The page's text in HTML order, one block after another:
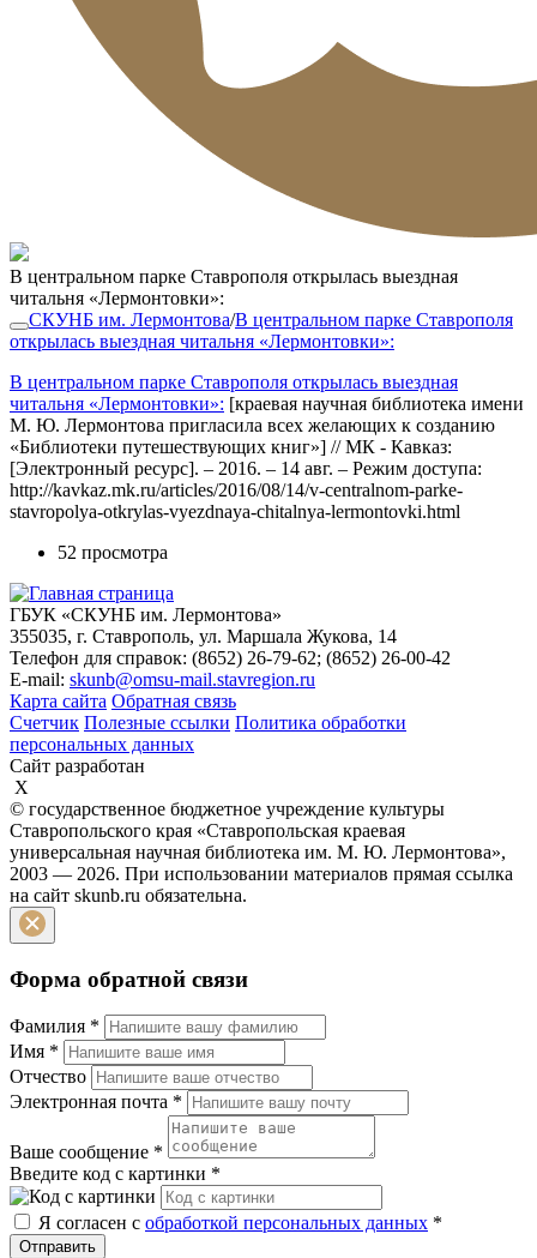
В центральном парке Ставрополя открылась выездная
читальня «Лермонтовки»:
СКУНБ им. Лермонтова/В центральном парке Ставрополя
открылась выездная читальня «Лермонтовки»:
В центральном парке Ставрополя открылась выездная
читальня «Лермонтовки»: [краевая научная библиотека имени
М. Ю. Лермонтова пригласила всех желающих к созданию
«Библиотеки путешествующих книг»] // МК - Кавказ:
[Электронный ресурс]. – 2016. – 14 авг. – Режим доступа:
http://kavkaz.mk.ru/articles/2016/08/14/v-centralnom-parke-
stavropolya-otkrylas-vyezdnaya-chitalnya-lermontovki.html
52 просмотра
ГБУК «СКУНБ им. Лермонтова»
355035, г. Ставрополь, ул. Маршала Жукова, 14
Телефон для справок: (8652) 26-79-62; (8652) 26-00-42
E-mail: skunb@omsu-mail.stavregion.ru
Карта сайта Обратная связь
Счетчик Полезные ссылки Политика обработки
персональных данных
Сайт разработан
X
© государственное бюджетное учреждение культуры
Ставропольского края «Ставропольская краевая
универсальная научная библиотека им. М. Ю. Лермонтова»,
2003 — 2026. При использовании материалов прямая ссылка
на сайт skunb.ru обязательна.
Форма обратной связи
Фамилия *
Имя *
Отчество
Электронная почта *
Ваше сообщение *
Введите код с картинки *
Я согласен с обработкой персональных данных *
Отправить